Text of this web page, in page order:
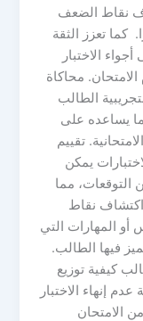
نقاط الضعف
كما تعزز الثقة
الاختبار
محاكاة
الطالب
يساعده على
تقييم
يمكن
التوقعات، مما
نقاط
المهارات التي
فيها الطالب.
كيفية توزيع
إنهاء الاختبار
الامتحان